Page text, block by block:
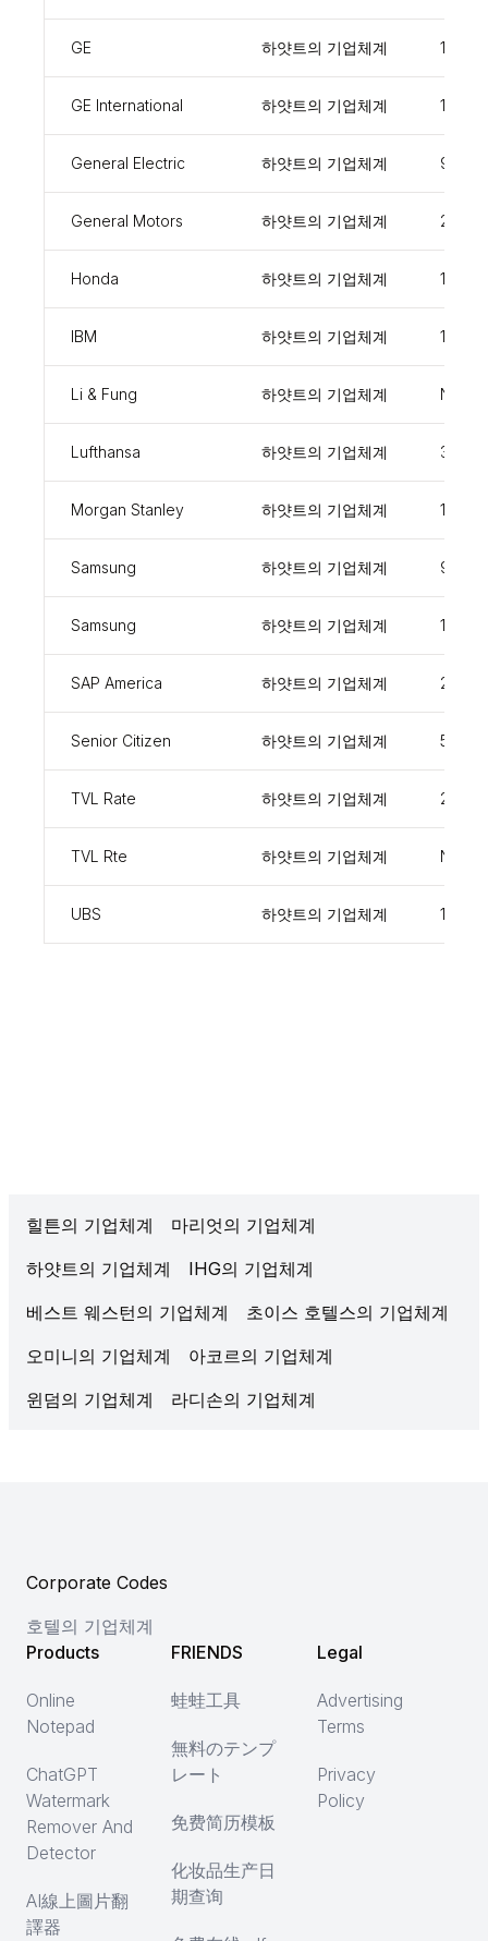
GE 하얏트의 기업체계 13516
GE International 하얏트의 기업체계 12624
General Electric 하얏트의 기업체계 99800
General Motors 하얏트의 기업체계 20725
Honda 하얏트의 기업체계 16700
IBM 하얏트의 기업체계 13307
Li & Fung 하얏트의 기업체계
Lufthansa 하얏트의 기업체계 34235
Morgan Stanley 하얏트의 기업체계 13717
Samsung 하얏트의 기업체계 90010
Samsung 하얏트의 기업체계 13717
SAP America 하얏트의 기업체계 23240
Senior Citizen 하얏트의 기업체계 57039
TVL Rate 하얏트의 기업체계 24560
TVL Rte 하얏트의 기업체계
UBS 하얏트의 기업체계 17497
힐튼의 기업체계
마리엇의 기업체계
하얏트의 기업체계
IHG의 기업체계
베스트 웨스턴의 기업체계
초이스 호텔스의 기업체계
오미니의 기업체계
아코르의 기업체계
윈덤의 기업체계
라디손의 기업체계
Corporate Codes
호텔의 기업체계
Products
Online
Notepad
ChatGPT
Watermark
Remover And
Detector
AI線上圖片翻
譯器
FRIENDS
蛙蛙工具
無料のテンプ
レート
免费简历模板
化妆品生产日
期查询
Legal
Advertising
Terms
Privacy
Policy